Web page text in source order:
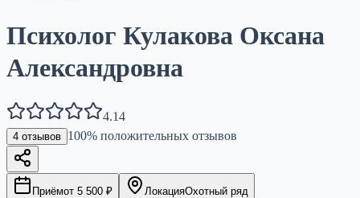
Психолог Кулакова Оксана
Александровна
4.14
4 отзывов 100% положительных отзывов
Приёмот 5 500 ₽ ЛокацияОхотный ряд